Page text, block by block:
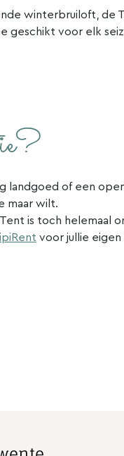
winterbruiloft, de
geschikt voor elk
landgoed of een
maar wilt.
is toch helemaal
voor jullie